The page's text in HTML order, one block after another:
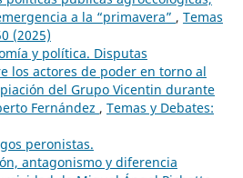
a la “primavera” , Temas
(2025)
y política. Disputas
los actores de poder en torno al
del Grupo Vicentin durante
Fernández , Temas y Debates:
peronistas.
antagonismo y diferencia